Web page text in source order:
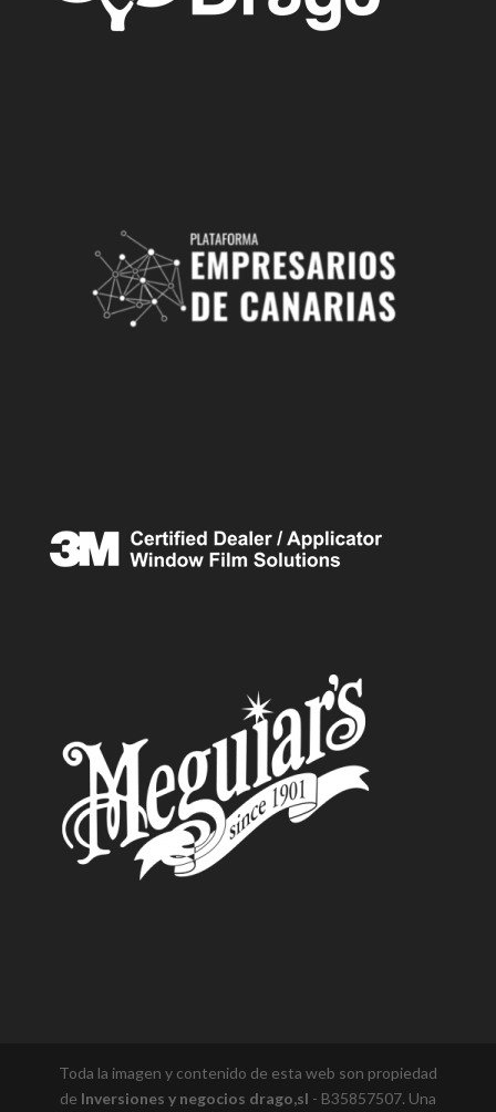
Toda la imagen y contenido de esta web son propiedad
de Inversiones y negocios drago,sl - B35857507. Una